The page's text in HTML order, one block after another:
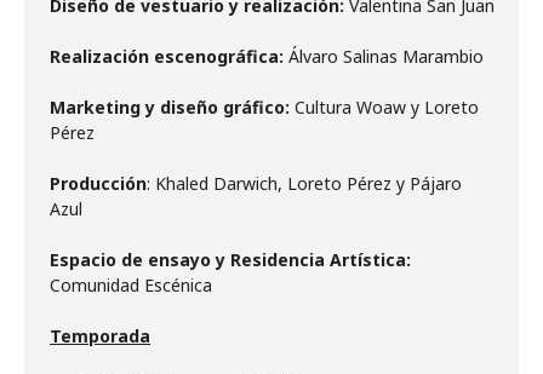
Diseño de vestuario y realización: Valentina San Juan
Realización escenográfica: Álvaro Salinas Marambio
Marketing y diseño gráfico: Cultura Woaw y Loreto
Pérez
Producción: Khaled Darwich, Loreto Pérez y Pájaro
Azul
Espacio de ensayo y Residencia Artística:
Comunidad Escénica
Temporada